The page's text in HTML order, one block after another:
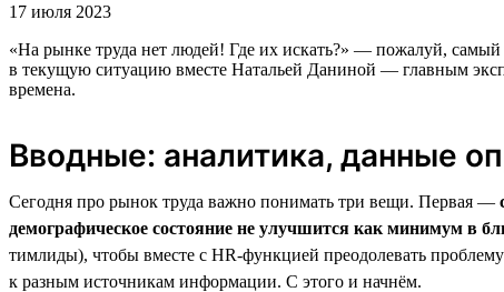
17 июля 2023
«На рынке труда нет людей! Где их искать?» — пожалуй, самый
в текущую ситуацию вместе Натальей Даниной — главным
времена.
Вводные: аналитика, данные
Сегодня про рынок труда важно понимать три вещи. Первая —
демографическое состояние не улучшится как минимум в
тимлиды), чтобы вместе с HR-функцией преодолевать
к разным источникам информации. С этого и начнём.